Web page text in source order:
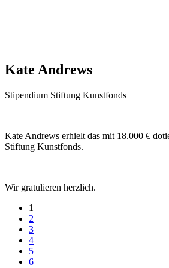
Kate Andrews
Stipendium Stiftung Kunstfonds
Kate Andrews erhielt das mit 18.000 €
Stiftung Kunstfonds.
Wir gratulieren herzlich.
1
2
3
4
5
6